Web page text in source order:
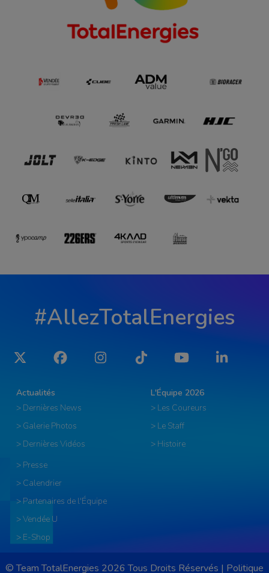
#AllezTotalEnergies
Twitter Facebook Instagram Tiktok YouTube LinkedIn
Actualités
> Dernières News
> Galerie Photos
> Dernières Vidéos
L'Équipe 2026
> Les Coureurs
> Le Staff
> Histoire
> Presse
> Calendrier
> Partenaires de l'Équipe
> Vendée U
> E-Shop
© Team TotalEnergies 2026 Tous Droits Réservés | Politique